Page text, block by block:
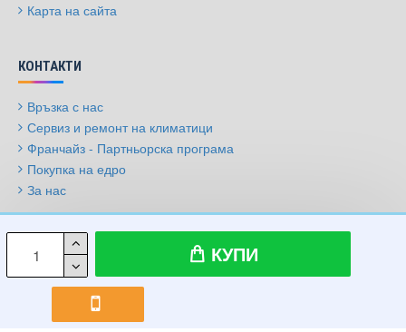
КУПИ
Карта на сайта
КОНТАКТИ
Връзка с нас
Сервиз и ремонт на климатици
Франчайз - Партньорска програма
Покупка на едро
За нас
© 2009-2026, Климатици.бг, Всички права запазени